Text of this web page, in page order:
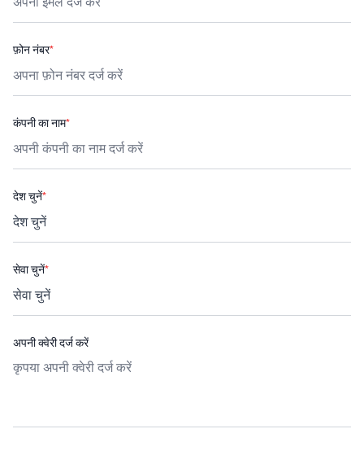
फ़ोन नंबर*
कंपनी का नाम*
देश चुनें*
सेवा चुनें*
अपनी क्वेरी दर्ज करें